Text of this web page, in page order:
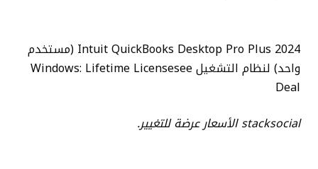
Intuit QuickBooks Desktop Pro Plus 2024 (مستخدم
واحد) لنظام التشغيل Windows: Lifetime Licensesee
Deal
stacksocialالأسعار عرضة للتغيير.